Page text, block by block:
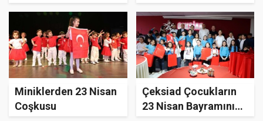
Seminer Verdi
Miniklerden 23 Nisan
Coşkusu
Çeksiad Çocukların
23 Nisan Bayramını